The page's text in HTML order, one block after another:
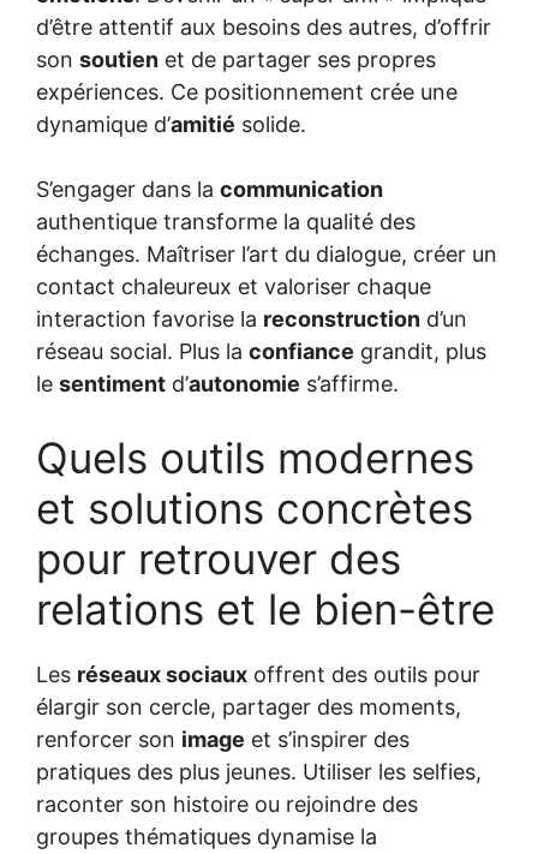
d’être attentif aux besoins des autres, d’offrir
son soutien et de partager ses propres
expériences. Ce positionnement crée une
dynamique d’amitié solide.
S’engager dans la communication
authentique transforme la qualité des
échanges. Maîtriser l’art du dialogue, créer un
contact chaleureux et valoriser chaque
interaction favorise la reconstruction d’un
réseau social. Plus la confiance grandit, plus
le sentiment d’autonomie s’affirme.
Quels outils modernes
et solutions concrètes
pour retrouver des
relations et le bien-être
Les réseaux sociaux offrent des outils pour
élargir son cercle, partager des moments,
renforcer son image et s’inspirer des
pratiques des plus jeunes. Utiliser les selfies,
raconter son histoire ou rejoindre des
groupes thématiques dynamise la